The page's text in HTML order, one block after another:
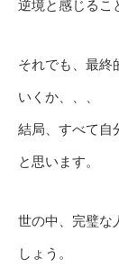
逆境と感じるこ
それでも、最終
いくか、、、
結局、すべて自
と思います。
世の中、完璧な
しょう。